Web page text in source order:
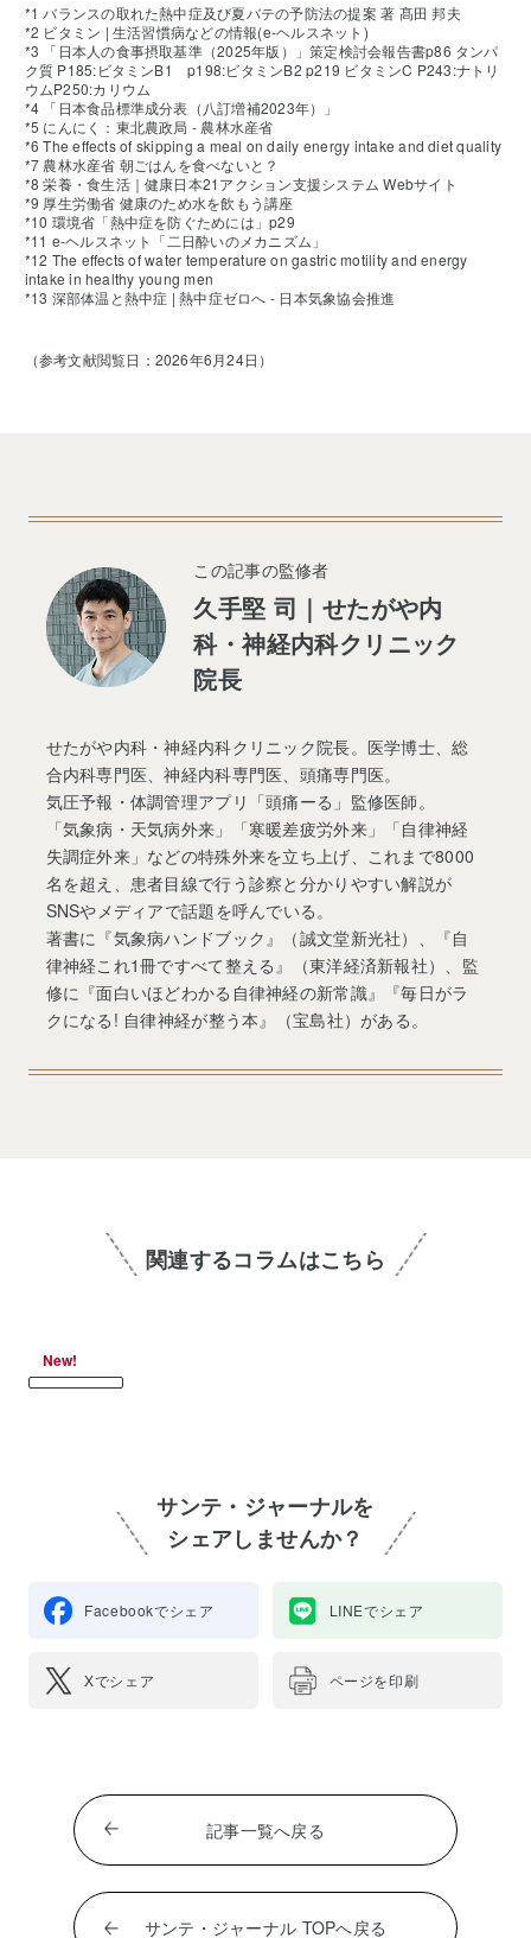
*1 バランスの取れた熱中症及び夏バテの予防法の提案 著 髙田 邦夫
*2 ビタミン | 生活習慣病などの情報(e-ヘルスネット)
*3 「日本人の食事摂取基準（2025年版）」策定検討会報告書p86 タンパ
ク質 P185:ビタミンB1 p198:ビタミンB2 p219 ビタミンC P243:ナトリ
ウムP250:カリウム
*4 「日本食品標準成分表（八訂増補2023年）」
*5 にんにく：東北農政局 - 農林水産省
*6 The effects of skipping a meal on daily energy intake and diet quality
*7 農林水産省 朝ごはんを食べないと？
*8 栄養・食生活｜健康日本21アクション支援システム Webサイト
*9 厚生労働省 健康のため水を飲もう講座
*10 環境省「熱中症を防ぐためには」p29
*11 e-ヘルスネット「二日酔いのメカニズム」
*12 The effects of water temperature on gastric motility and energy
intake in healthy young men
*13 深部体温と熱中症 | 熱中症ゼロへ - 日本気象協会推進
（参考文献閲覧日：2026年6月24日）
この記事の監修者
久手堅 司｜せたがや内
科・神経内科クリニック
院長
せたがや内科・神経内科クリニック院長。医学博士、総
合内科専門医、神経内科専門医、頭痛専門医。
気圧予報・体調管理アプリ「頭痛ーる」監修医師。
「気象病・天気病外来」「寒暖差疲労外来」「自律神経
失調症外来」などの特殊外来を立ち上げ、これまで8000
名を超え、患者目線で行う診察と分かりやすい解説が
SNSやメディアで話題を呼んでいる。
著書に『気象病ハンドブック』（誠文堂新光社）、『自
律神経これ1冊ですべて整える』（東洋経済新報社）、監
修に『面白いほどわかる自律神経の新常識』『毎日がラ
クになる! 自律神経が整う本』（宝島社）がある。
関連するコラムはこちら
New!
サンテ・ジャーナルを
シェアしませんか？
Facebookでシェア LINEでシェア
Xでシェア ページを印刷
記事一覧へ戻る
サンテ・ジャーナル TOPへ戻る